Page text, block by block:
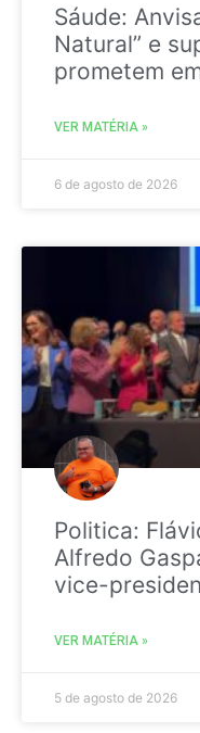
Sáude:
Natural” e
prometem
VER MATÉRIA »
6 de agosto de 2026
Politica:
Alfredo
vice-
VER MATÉRIA »
5 de agosto de 2026